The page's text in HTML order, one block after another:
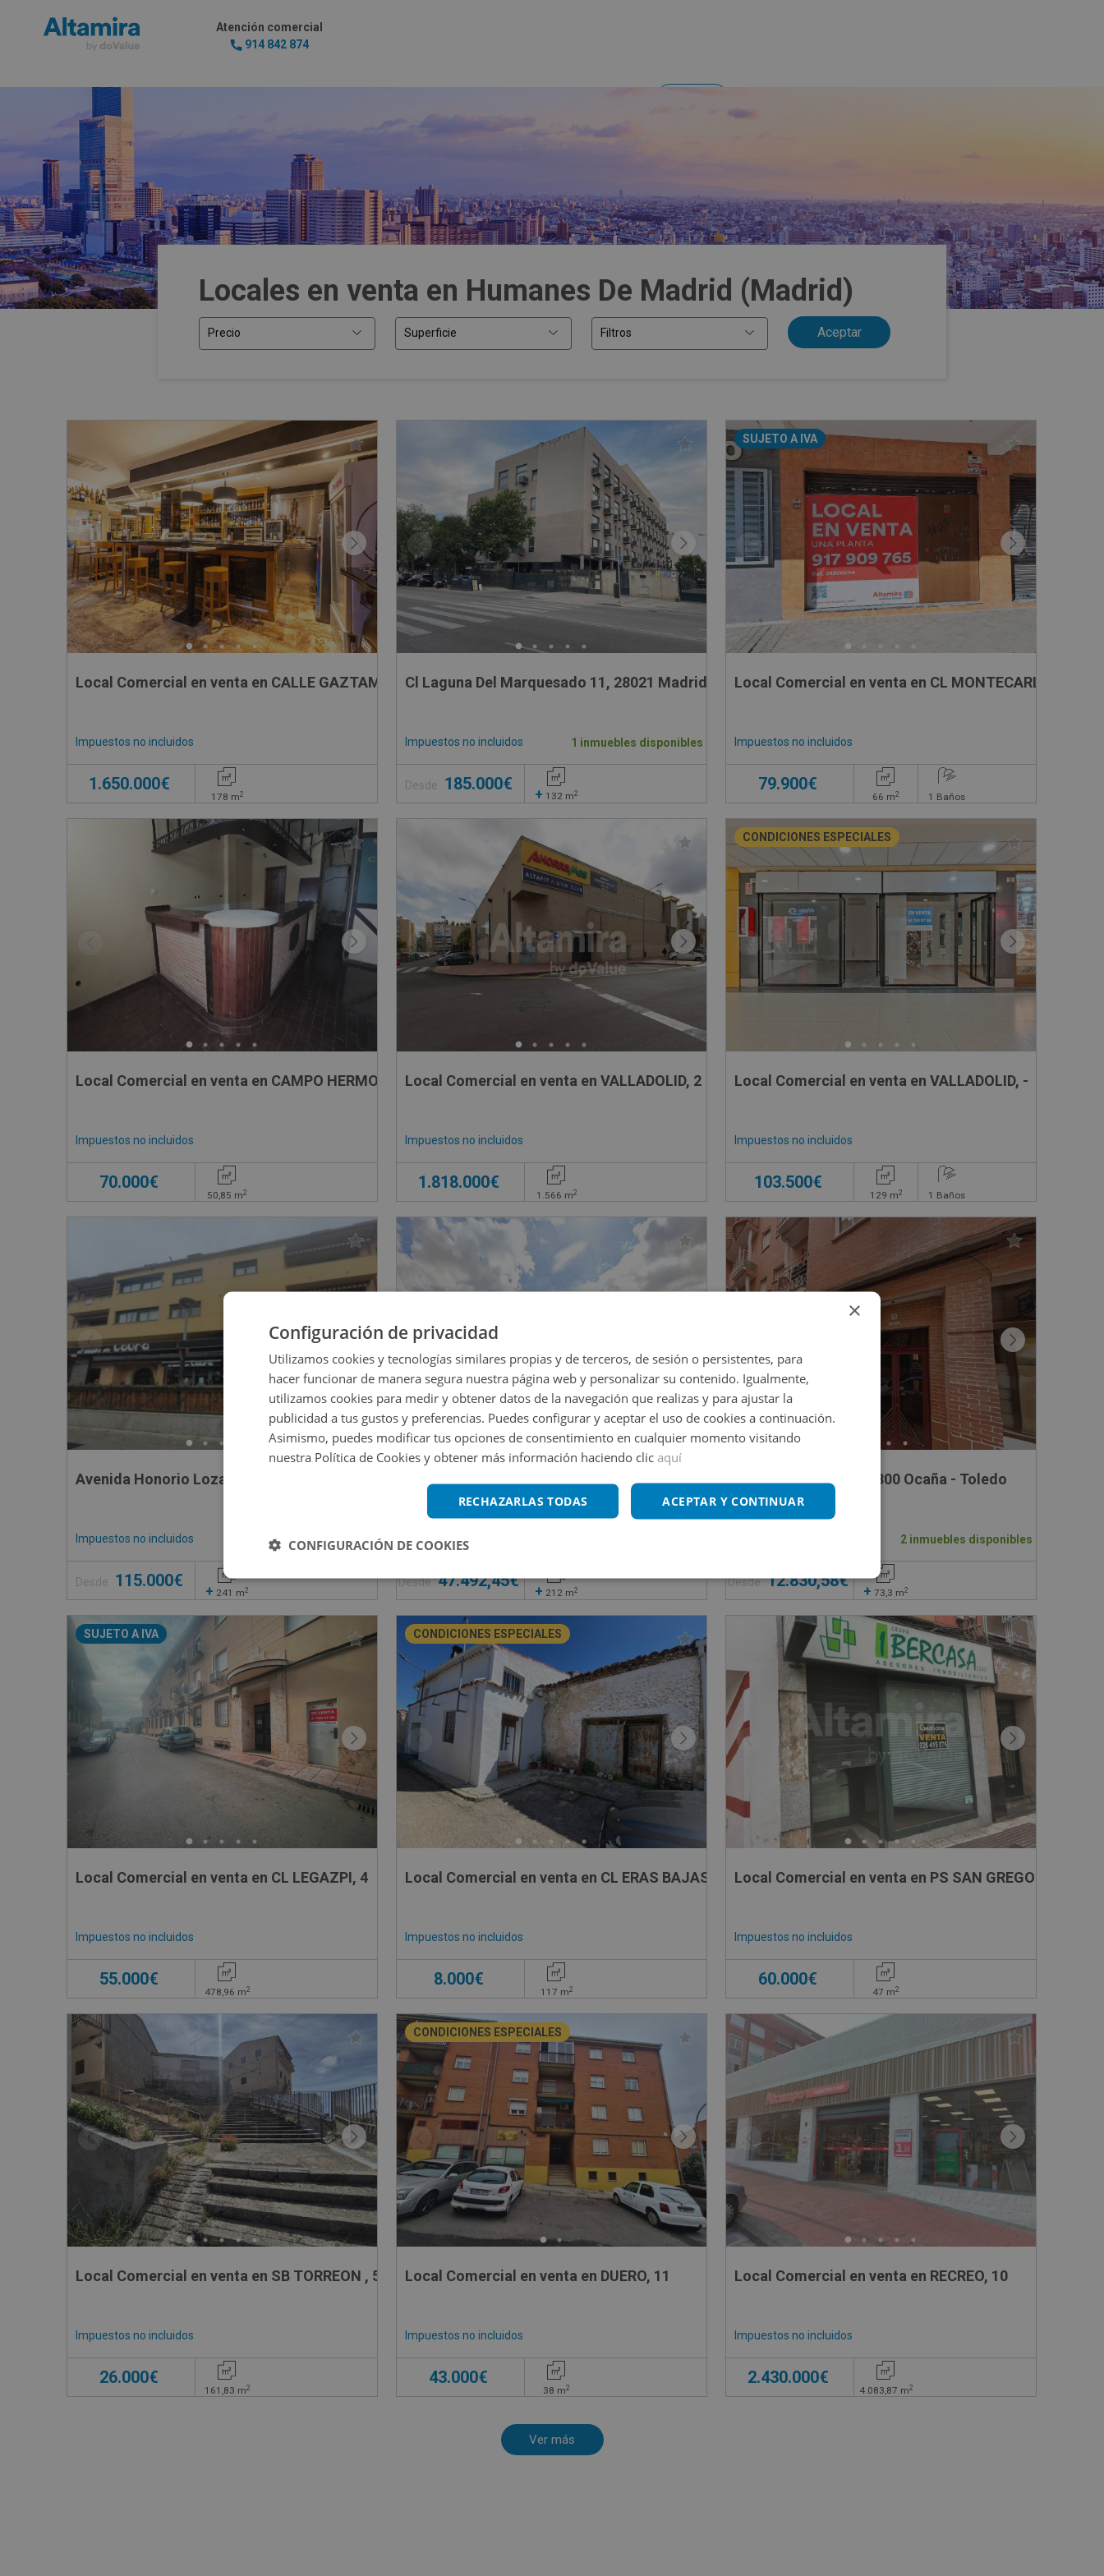
Atención comercial
914 842 874
Locales en venta en Humanes De Madrid (Madrid)
Precio Superficie Filtros
Local Comercial en venta en CALLE GAZTAMBIDE, 44
Impuestos no incluidos
1.650.000€
178 m2
Cl Laguna Del Marquesado 11, 28021 Madrid - Madrid
Impuestos no incluidos 1 inmuebles disponibles
Desde 185.000€
+ 132 m2
SUJETO A IVA
Local Comercial en venta en CL MONTECARLO, 1
Impuestos no incluidos
79.900€
66 m2 1 Baños
Local Comercial en venta en CAMPO HERMOSO, s/n
Impuestos no incluidos
70.000€
50,85 m2
Local Comercial en venta en VALLADOLID, 2
Impuestos no incluidos
1.818.000€
1.566 m2
CONDICIONES ESPECIALES
Local Comercial en venta en VALLADOLID, -
Impuestos no incluidos
103.500€
129 m2 1 Baños
Avenida Honorio Lozano 11, 28400 Collado Villalba - Madrid
Impuestos no incluidos 2 inmuebles disponibles
Desde 115.000€
+ 241 m2
Arrabal San Lazaro 1, 45300 Ocaña - Toledo
Impuestos no incluidos
Desde 47.492,45€
+ 212 m2
Mariana Pineda 9, 45300 Ocaña - Toledo
2 inmuebles disponibles
Desde 12.830,58€
+ 73,3 m2
SUJETO A IVA
Local Comercial en venta en CL LEGAZPI, 4
Impuestos no incluidos
55.000€
478,96 m2
CONDICIONES ESPECIALES
Local Comercial en venta en CL ERAS BAJAS , 15
Impuestos no incluidos
8.000€
117 m2
Local Comercial en venta en PS SAN GREGORIO , 52
Impuestos no incluidos
60.000€
47 m2
Local Comercial en venta en SB TORREON , 5
Impuestos no incluidos
26.000€
161,83 m2
CONDICIONES ESPECIALES
Local Comercial en venta en DUERO, 11
Impuestos no incluidos
43.000€
38 m2
Local Comercial en venta en RECREO, 10
Impuestos no incluidos
2.430.000€
4.083,87 m2
×
Configuración de privacidad
Utilizamos cookies y tecnologías similares propias y de terceros, de sesión o persistentes, para
hacer funcionar de manera segura nuestra página web y personalizar su contenido. Igualmente,
utilizamos cookies para medir y obtener datos de la navegación que realizas y para ajustar la
publicidad a tus gustos y preferencias. Puedes configurar y aceptar el uso de cookies a continuación.
Asimismo, puedes modificar tus opciones de consentimiento en cualquier momento visitando
nuestra Política de Cookies y obtener más información haciendo clic aquí
ACEPTAR Y CONTINUAR
RECHAZARLAS TODAS
CONFIGURACIÓN DE COOKIES